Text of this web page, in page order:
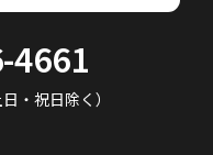
4661
・祝日除く）